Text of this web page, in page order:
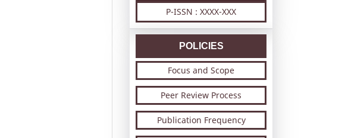
P-ISSN : XXXX-XXX
POLICIES
Focus and Scope
Peer Review Process
Publication Frequency